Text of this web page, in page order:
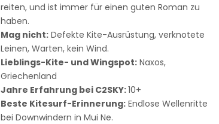
reiten, und ist immer für einen guten Roman zu
haben.
Mag nicht: Defekte Kite-Ausrüstung, verknotete
Leinen, Warten, kein Wind.
Lieblings-Kite- und Wingspot: Naxos,
Griechenland
Jahre Erfahrung bei C2SKY:10+
Beste Kitesurf-Erinnerung: Endlose Wellenritte
bei Downwindern in Mui Ne.